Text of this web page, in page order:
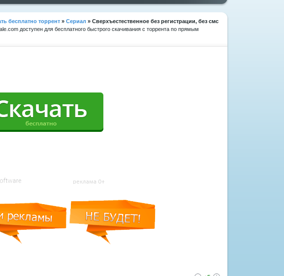
бесплатно торрент » Сериал » Сверхъестественное без регистрации, без смс
доступен для бесплатного быстрого скачивания с торрента по прямым